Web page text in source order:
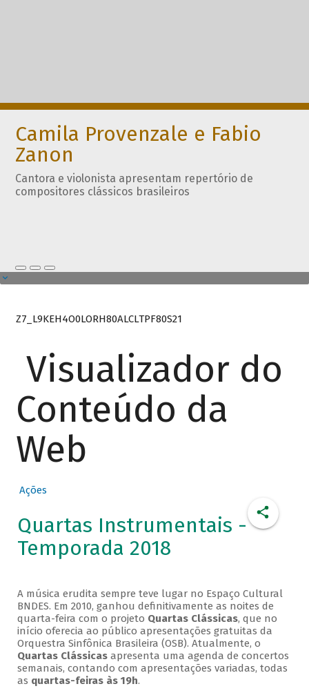
Camila Provenzale e Fabio
Zanon
Cantora e violonista apresentam repertório de
compositores clássicos brasileiros
Z7_L9KEH4O0LORH80ALCLTPF80S21
Visualizador do
Conteúdo da
Web
Ações
Quartas Instrumentais -
Temporada 2018
A música erudita sempre teve lugar no Espaço Cultural
BNDES. Em 2010, ganhou definitivamente as noites de
quarta-feira com o projeto Quartas Clássicas, que no
início oferecia ao público apresentações gratuitas da
Orquestra Sinfônica Brasileira (OSB). Atualmente, o
Quartas Clássicasapresenta uma agenda de concertos
semanais, contando com apresentações variadas, todas
as quartas-feiras às 19h.